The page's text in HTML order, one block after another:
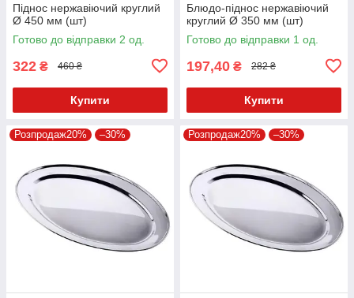
Піднос нержавіючий круглий
Ø 450 мм (шт)
Готово до відправки 2 од.
322 ₴ 460 ₴
Купити
Блюдо-піднос нержавіючий
круглий Ø 350 мм (шт)
Готово до відправки 1 од.
197,40 ₴ 282 ₴
Купити
Розпродаж20% –30% Розпродаж20% –30%